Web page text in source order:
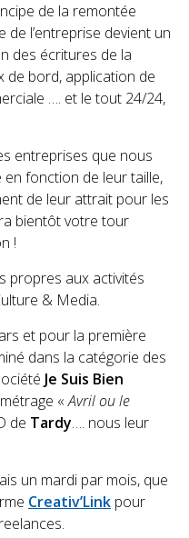
de la remontée
de l’entreprise devient un
des écritures de la
de bord, application de
…. et le tout 24/24,
entreprises que nous
fonction de leur taille,
de leur attrait pour les
bientôt votre tour
!
propres aux activités
& Media.
et pour la première
dans la catégorie des
Je Suis Bien
métrage «Avril ou le
de Tardy…. nous leur
un mardi par mois, que
Creativ’Link pour